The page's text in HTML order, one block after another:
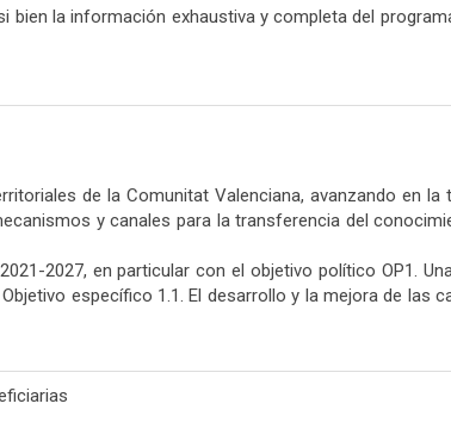
bien la información exhaustiva y completa del
de la Comunitat Valenciana, avanzando en
y canales para la transferencia del
2027, en particular con el objetivo político OP1.
específico 1.1. El desarrollo y la mejora de las